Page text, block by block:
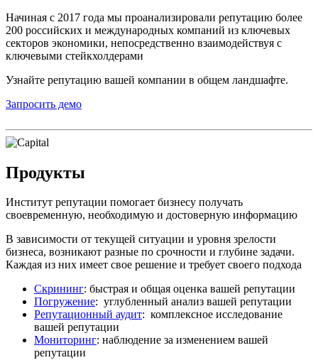
Начиная с 2017 года мы проанализировали репутацию более
200 российских и международных компаний из ключевых
секторов экономики, непосредственно взаимодействуя с
ключевыми стейкхолдерами
Узнайте репутацию вашей компании в общем ландшафте.
Запросить демо
Продукты
Институт репутации помогает бизнесу получать
своевременную, необходимую и достоверную информацию
В зависимости от текущей ситуации и уровня зрелости
бизнеса, возникают разные по срочности и глубине задачи.
Каждая из них имеет свое решение и требует своего подхода
Скрининг: быстрая и общая оценка вашей репутации
Погружение: углубленный анализ вашей репутации
Репутационный аудит: комплексное исследование
вашей репутации
Мониторинг: наблюдение за изменением вашей
репутации